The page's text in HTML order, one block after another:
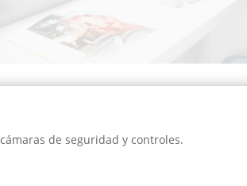
de seguridad y controles.